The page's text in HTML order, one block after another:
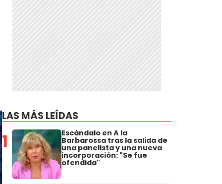
LAS MÁS LEÍDAS
1 Escándalo en A la
Barbarossa tras la salida de
una panelista y una nueva
incorporación: "Se fue
ofendida"